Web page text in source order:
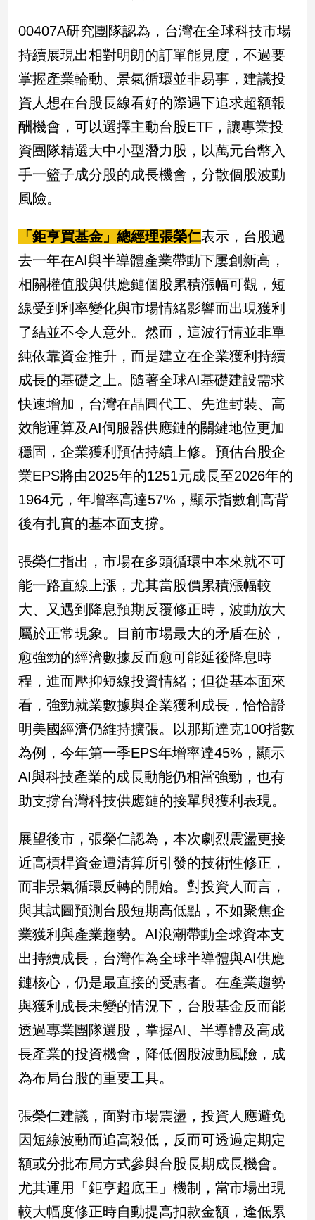
00407A研究團隊認為，台灣在全球科技市場
持續展現出相對明朗的訂單能見度，不過要
掌握產業輪動、景氣循環並非易事，建議投
資人想在台股長線看好的際遇下追求超額報
酬機會，可以選擇主動台股ETF，讓專業投
資團隊精選大中小型潛力股，以萬元台幣入
手一籃子成分股的成長機會，分散個股波動
風險。
「鉅亨買基金」總經理張榮仁表示，台股過
去一年在AI與半導體產業帶動下屢創新高，
相關權值股與供應鏈個股累積漲幅可觀，短
線受到利率變化與市場情緒影響而出現獲利
了結並不令人意外。然而，這波行情並非單
純依靠資金推升，而是建立在企業獲利持續
成長的基礎之上。隨著全球AI基礎建設需求
快速增加，台灣在晶圓代工、先進封裝、高
效能運算及AI伺服器供應鏈的關鍵地位更加
穩固，企業獲利預估持續上修。預估台股企
業EPS將由2025年的1251元成長至2026年的
1964元，年增率高達57%，顯示指數創高背
後有扎實的基本面支撐。
張榮仁指出，市場在多頭循環中本來就不可
能一路直線上漲，尤其當股價累積漲幅較
大、又遇到降息預期反覆修正時，波動放大
屬於正常現象。目前市場最大的矛盾在於，
愈強勁的經濟數據反而愈可能延後降息時
程，進而壓抑短線投資情緒；但從基本面來
看，強勁就業數據與企業獲利成長，恰恰證
明美國經濟仍維持擴張。以那斯達克100指數
為例，今年第一季EPS年增率達45%，顯示
AI與科技產業的成長動能仍相當強勁，也有
助支撐台灣科技供應鏈的接單與獲利表現。
展望後市，張榮仁認為，本次劇烈震盪更接
近高槓桿資金遭清算所引發的技術性修正，
而非景氣循環反轉的開始。對投資人而言，
與其試圖預測台股短期高低點，不如聚焦企
業獲利與產業趨勢。AI浪潮帶動全球資本支
出持續成長，台灣作為全球半導體與AI供應
鏈核心，仍是最直接的受惠者。在產業趨勢
與獲利成長未變的情況下，台股基金反而能
透過專業團隊選股，掌握AI、半導體及高成
長產業的投資機會，降低個股波動風險，成
為布局台股的重要工具。
張榮仁建議，面對市場震盪，投資人應避免
因短線波動而追高殺低，反而可透過定期定
額或分批布局方式參與台股長期成長機會。
尤其運用「鉅亨超底王」機制，當市場出現
較大幅度修正時自動提高扣款金額，逢低累